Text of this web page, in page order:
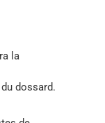
la
dossard.